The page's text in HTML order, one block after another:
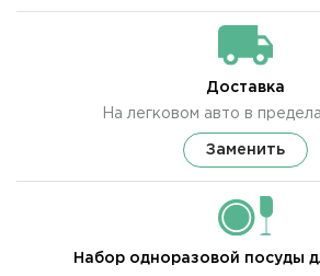
Доставка
На легковом авто в
Заменить
Набор одноразовой посуды